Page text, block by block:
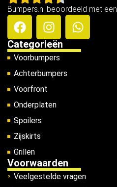
Bumpers.nl beoordeeld met
Categorieën
Voorbumpers
Achterbumpers
Voorfront
Onderplaten
Spoilers
Zijskirts
Grillen
Voorwaarden
Veelgestelde vragen